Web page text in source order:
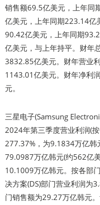
销售额69.5亿美元，上年同
亿美元，上年同期223.14亿
90.42亿美元，上年同期
亿美元，与上年持平。财年
3832.85亿美元。财年营业
1143.01亿美元。财年净利
元。
三星电子(Samsung
2024年第三季度营业利润(
277.37%，为9.1834万亿韩
79.0987万亿韩元(约562亿
10.1009万亿韩元。按各部
决方案(DS)部门营业利润为
门销售额为29.27万亿韩元